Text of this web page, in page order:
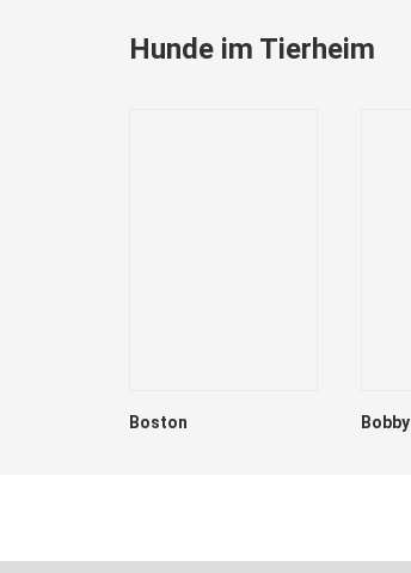
Hunde im Tierheim
Boston Bobby